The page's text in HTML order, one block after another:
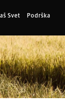
Svet Podrška